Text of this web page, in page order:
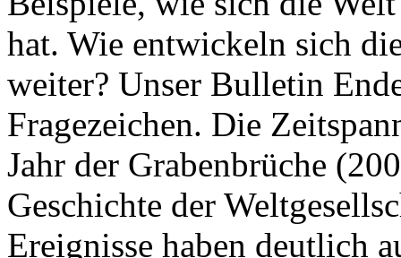
hat. Wie entwickeln sich
weiter? Unser Bulletin
Fragezeichen. Die
Jahr der Grabenbrüche
Geschichte der
Ereignisse haben deutlich